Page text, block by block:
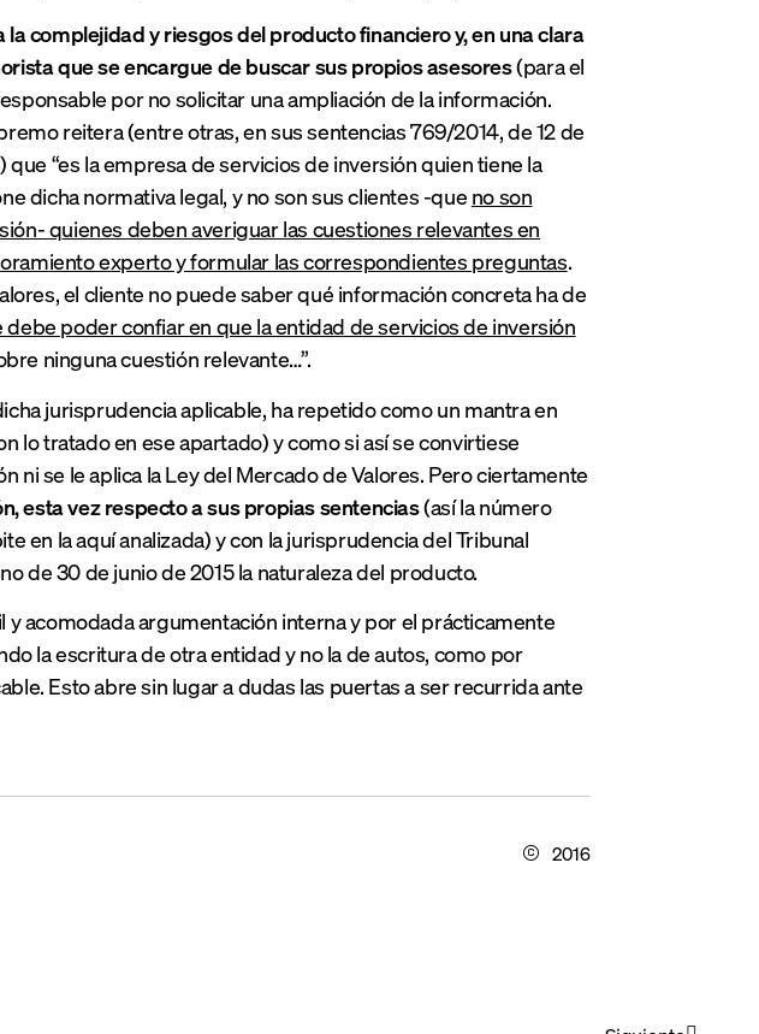
la complejidad y riesgos del productofinanciero y, en una clara
que se encargue de buscar sus propios asesores(para el
por no solicitar una ampliación de la información.
reitera (entre otras, en sus sentencias 769/2014, de 12 de
que “es la empresa de servicios de inversión quien tiene la
dicha normativa legal, yno son sus clientes -que no son
quienes deben averiguar las cuestiones relevantes en
experto y formular las correspondientes preguntas.
el cliente no puede saber qué información concreta ha de
debe poder confiar en que la entidad de servicios de inversión
ninguna cuestión relevante…”.
jurisprudencia aplicable, ha repetido como un mantra en
lo tratado en ese apartado) y como si así se convirtiese
ni se le aplica la Ley del Mercado de Valores. Pero ciertamente
esta vez respecto a sus propias sentencias(así la número
en la aquí analizada) y con la jurisprudencia del Tribunal
de 30 de junio de 2015 la naturaleza del producto.
y acomodada argumentación interna y por el prácticamente
la escritura de otra entidad y no la de autos, como por
Esto abre sin lugar a dudas las puertas a ser recurrida ante
2016